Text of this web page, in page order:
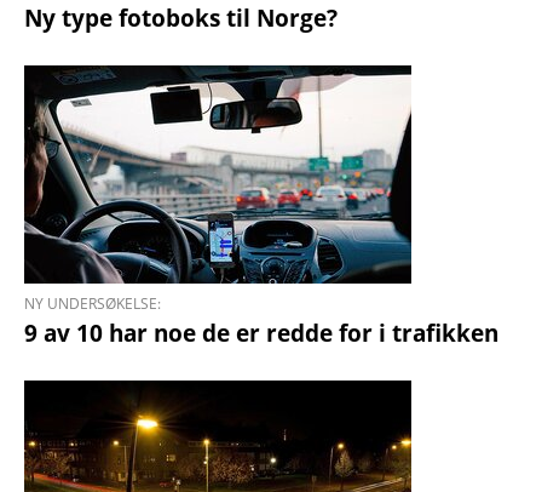
Ny type fotoboks til Norge?
NY UNDERSØKELSE:
9 av 10 har noe de er redde for i trafikken